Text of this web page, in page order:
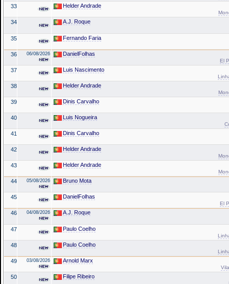
33 Helder Andrade
34 A.J. Roque
35 Fernando Faria
36 06/08/2026 DanielFolhas
El
37 Luis Nascimento
38 Helder Andrade
39 Dinis Carvalho
40 Luis Nogueira
41 Dinis Carvalho
42 Helder Andrade
43 Helder Andrade
44 05/08/2026 Bruno Mota
45 DanielFolhas
El
46 04/08/2026 A.J. Roque
47 Paulo Coelho
48 Paulo Coelho
49 03/08/2026 Arnold Marx
50 Filipe Ribeiro